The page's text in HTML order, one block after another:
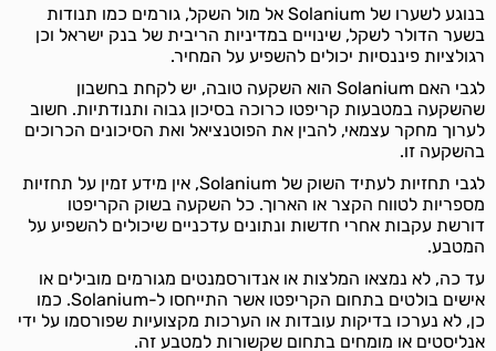
בנוגע לשערו של Solanium אל מול השקל, גורמים כמו תנודות
בשער הדולר לשקל, שינויים במדיניות הריבית של בנק ישראל וכן
רגולציות פיננסיות יכולים להשפיע על המחיר.
לגבי האם Solanium הוא השקעה טובה, יש לקחת בחשבון
שהשקעה במטבעות קריפטו כרוכה בסיכון גבוה ותנודתיות. חשוב
לערוך מחקר עצמאי, להבין את הפוטנציאל ואת הסיכונים הכרוכים
בהשקעה זו.
לגבי תחזיות לעתיד השוק של Solanium, אין מידע זמין על תחזיות
מספריות לטווח הקצר או הארוך. כל השקעה בשוק הקריפטו
דורשת עקבות אחרי חדשות ונתונים עדכניים שיכולים להשפיע על
המטבע.
עד כה, לא נמצאו המלצות או אנדורסמנטים מגורמים מובילים או
אישים בולטים בתחום הקריפטו אשר התייחסו ל-Solanium. כמו
כן, לא נערכו בדיקות עובדות או הערכות מקצועיות שפורסמו על ידי
אנליסטים או מומחים בתחום שקשורות למטבע זה.